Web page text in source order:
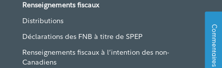
Renseignements fiscaux
Distributions
Déclarations des FNB à titre de SPEP
Renseignements fiscaux à l’intention des non-
Canadiens
Commentaires